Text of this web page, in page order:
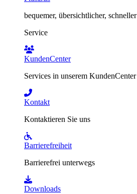
bequemer, übersichtlicher, schneller
Service
KundenCenter
Services in unserem KundenCenter
Kontakt
Kontaktieren Sie uns
Barrierefreiheit
Barrierefrei unterwegs
Downloads